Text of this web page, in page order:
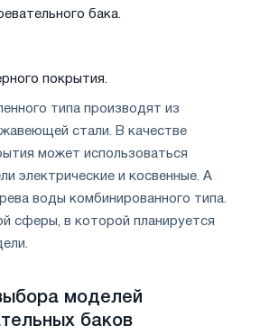
бака.
покрытия.
типа производят из
стали. В качестве
может использоваться
электрические и косвенные. А
воды комбинированного типа.
сферы, в которой планируется
моделей
баков